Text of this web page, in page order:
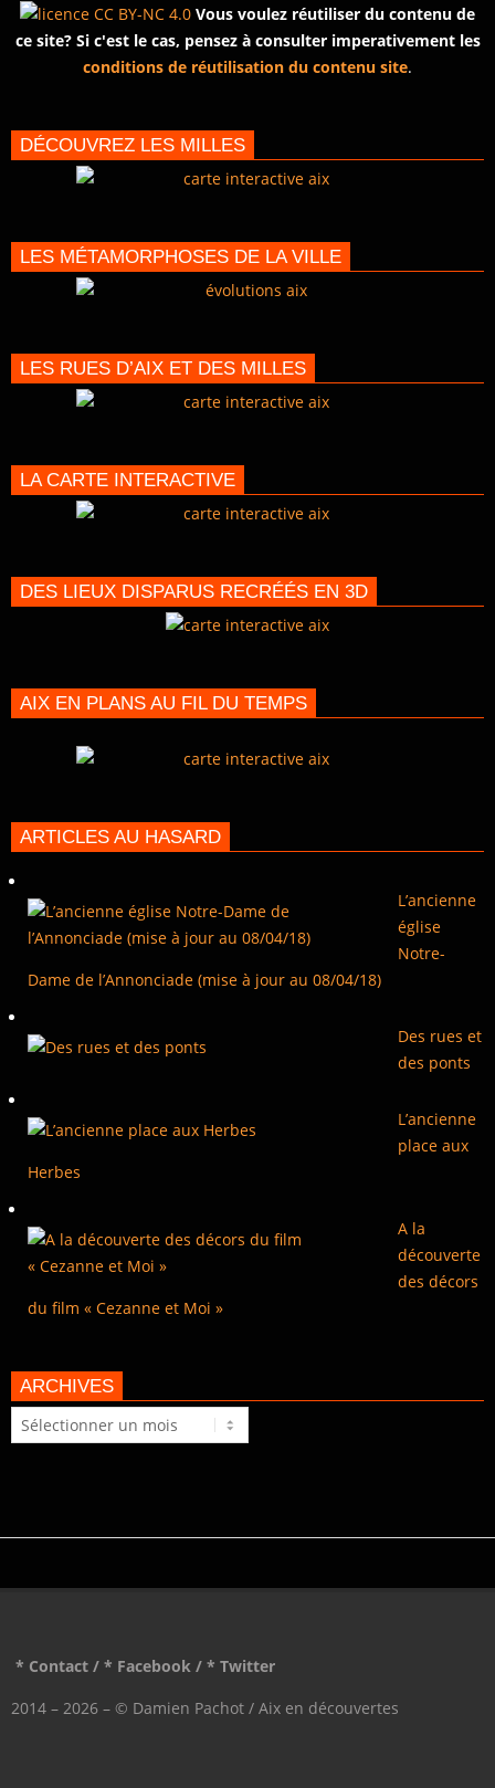
Vous voulez réutiliser du contenu de
ce site? Si c'est le cas, pensez à consulter imperativement les
conditions de réutilisation du contenu site.
DÉCOUVREZ LES MILLES
LES MÉTAMORPHOSES DE LA VILLE
LES RUES D’AIX ET DES MILLES
LA CARTE INTERACTIVE
DES LIEUX DISPARUS RECRÉÉS EN 3D
AIX EN PLANS AU FIL DU TEMPS
ARTICLES AU HASARD
L’ancienne
église
Notre-
Dame de l’Annonciade (mise à jour au 08/04/18)
Des rues et
des ponts
L’ancienne
place aux
Herbes
A la
découverte
des décors
du film « Cezanne et Moi »
ARCHIVES
Archives
* Contact / * Facebook / * Twitter
2014 – 2026 – © Damien Pachot / Aix en découvertes